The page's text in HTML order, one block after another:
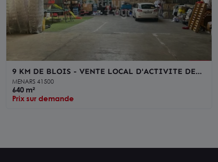
9 KM DE BLOIS - VENTE LOCAL D'ACTIVITE DE
500 M² - LOGEMENT DE 140 M²
MENARS 41500
640 m²
Prix sur demande